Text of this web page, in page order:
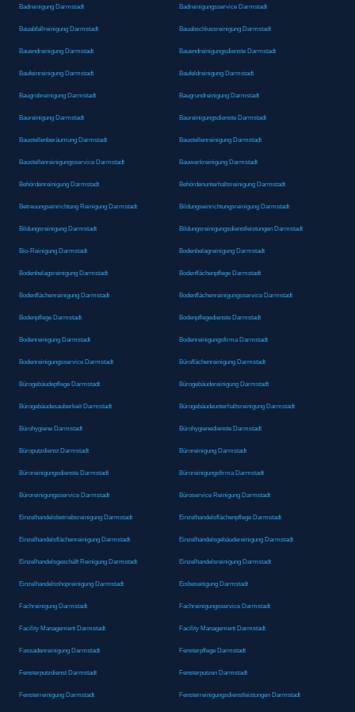
Badreinigung Darmstadt Badreinigungsservice Darmstadt
Bauabfallreinigung Darmstadt Bauabschlussreinigung Darmstadt
Bauendreinigung Darmstadt Bauendreinigungsdienste Darmstadt
Baufeinreinigung Darmstadt Baufeldreinigung Darmstadt
Baugrobreinigung Darmstadt Baugrundreinigung Darmstadt
Baureinigung Darmstadt Baureinigungsdienste Darmstadt
Baustellenberäumung Darmstadt Baustellenreinigung Darmstadt
Baustellenreinigungsservice Darmstadt Bauwerkreinigung Darmstadt
Behördenreinigung Darmstadt Behördenunterhaltsreinigung Darmstadt
Betreuungseinrichtung Reinigung Darmstadt Bildungseinrichtungsreinigung Darmstadt
Bildungsreinigung Darmstadt Bildungsreinigungsdienstleistungen Darmstadt
Bio-Reinigung Darmstadt Bodenbelagreinigung Darmstadt
Bodenbelagsreinigung Darmstadt Bodenflächenpflege Darmstadt
Bodenflächenreinigung Darmstadt Bodenflächenreinigungsservice Darmstadt
Bodenpflege Darmstadt Bodenpflegedienste Darmstadt
Bodenreinigung Darmstadt Bodenreinigungsfirma Darmstadt
Bodenreinigungsservice Darmstadt Büroflächenreinigung Darmstadt
Bürogebäudepflege Darmstadt Bürogebäudereinigung Darmstadt
Bürogebäudesauberkeit Darmstadt Bürogebäudeunterhaltsreinigung Darmstadt
Bürohygiene Darmstadt Bürohygienedienste Darmstadt
Büroputzdienst Darmstadt Büroreinigung Darmstadt
Büroreinigungsdienste Darmstadt Büroreinigungsfirma Darmstadt
Büroreinigungsservice Darmstadt Büroservice Reinigung Darmstadt
Einzelhandelsbetriebsreinigung Darmstadt Einzelhandelsflächenpflege Darmstadt
Einzelhandelsflächenreinigung Darmstadt Einzelhandelsgebäudereinigung Darmstadt
Einzelhandelsgeschäft Reinigung Darmstadt Einzelhandelsreinigung Darmstadt
Einzelhandelsshopreinigung Darmstadt Eisbeseitigung Darmstadt
Fachreinigung Darmstadt Fachreinigungsservice Darmstadt
Facility Management Darmstadt Facility Management Darmstadt
Fassadenreinigung Darmstadt Fensterpflege Darmstadt
Fensterputzdienst Darmstadt Fensterputzen Darmstadt
Fensterreinigung Darmstadt Fensterreinigungsdienstleistungen Darmstadt